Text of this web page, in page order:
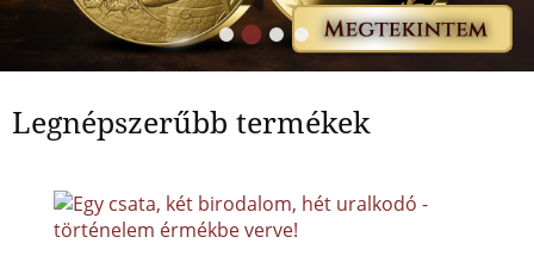
Legnépszerűbb termékek